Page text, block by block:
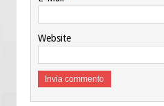
Website